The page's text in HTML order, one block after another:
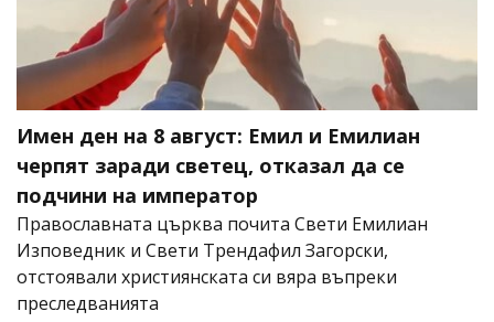
Имен ден на 8 август: Емил и Емилиан
черпят заради светец, отказал да се
подчини на император
Православната църква почита Свети Емилиан
Изповедник и Свети Трендафил Загорски,
отстоявали християнската си вяра въпреки
преследванията